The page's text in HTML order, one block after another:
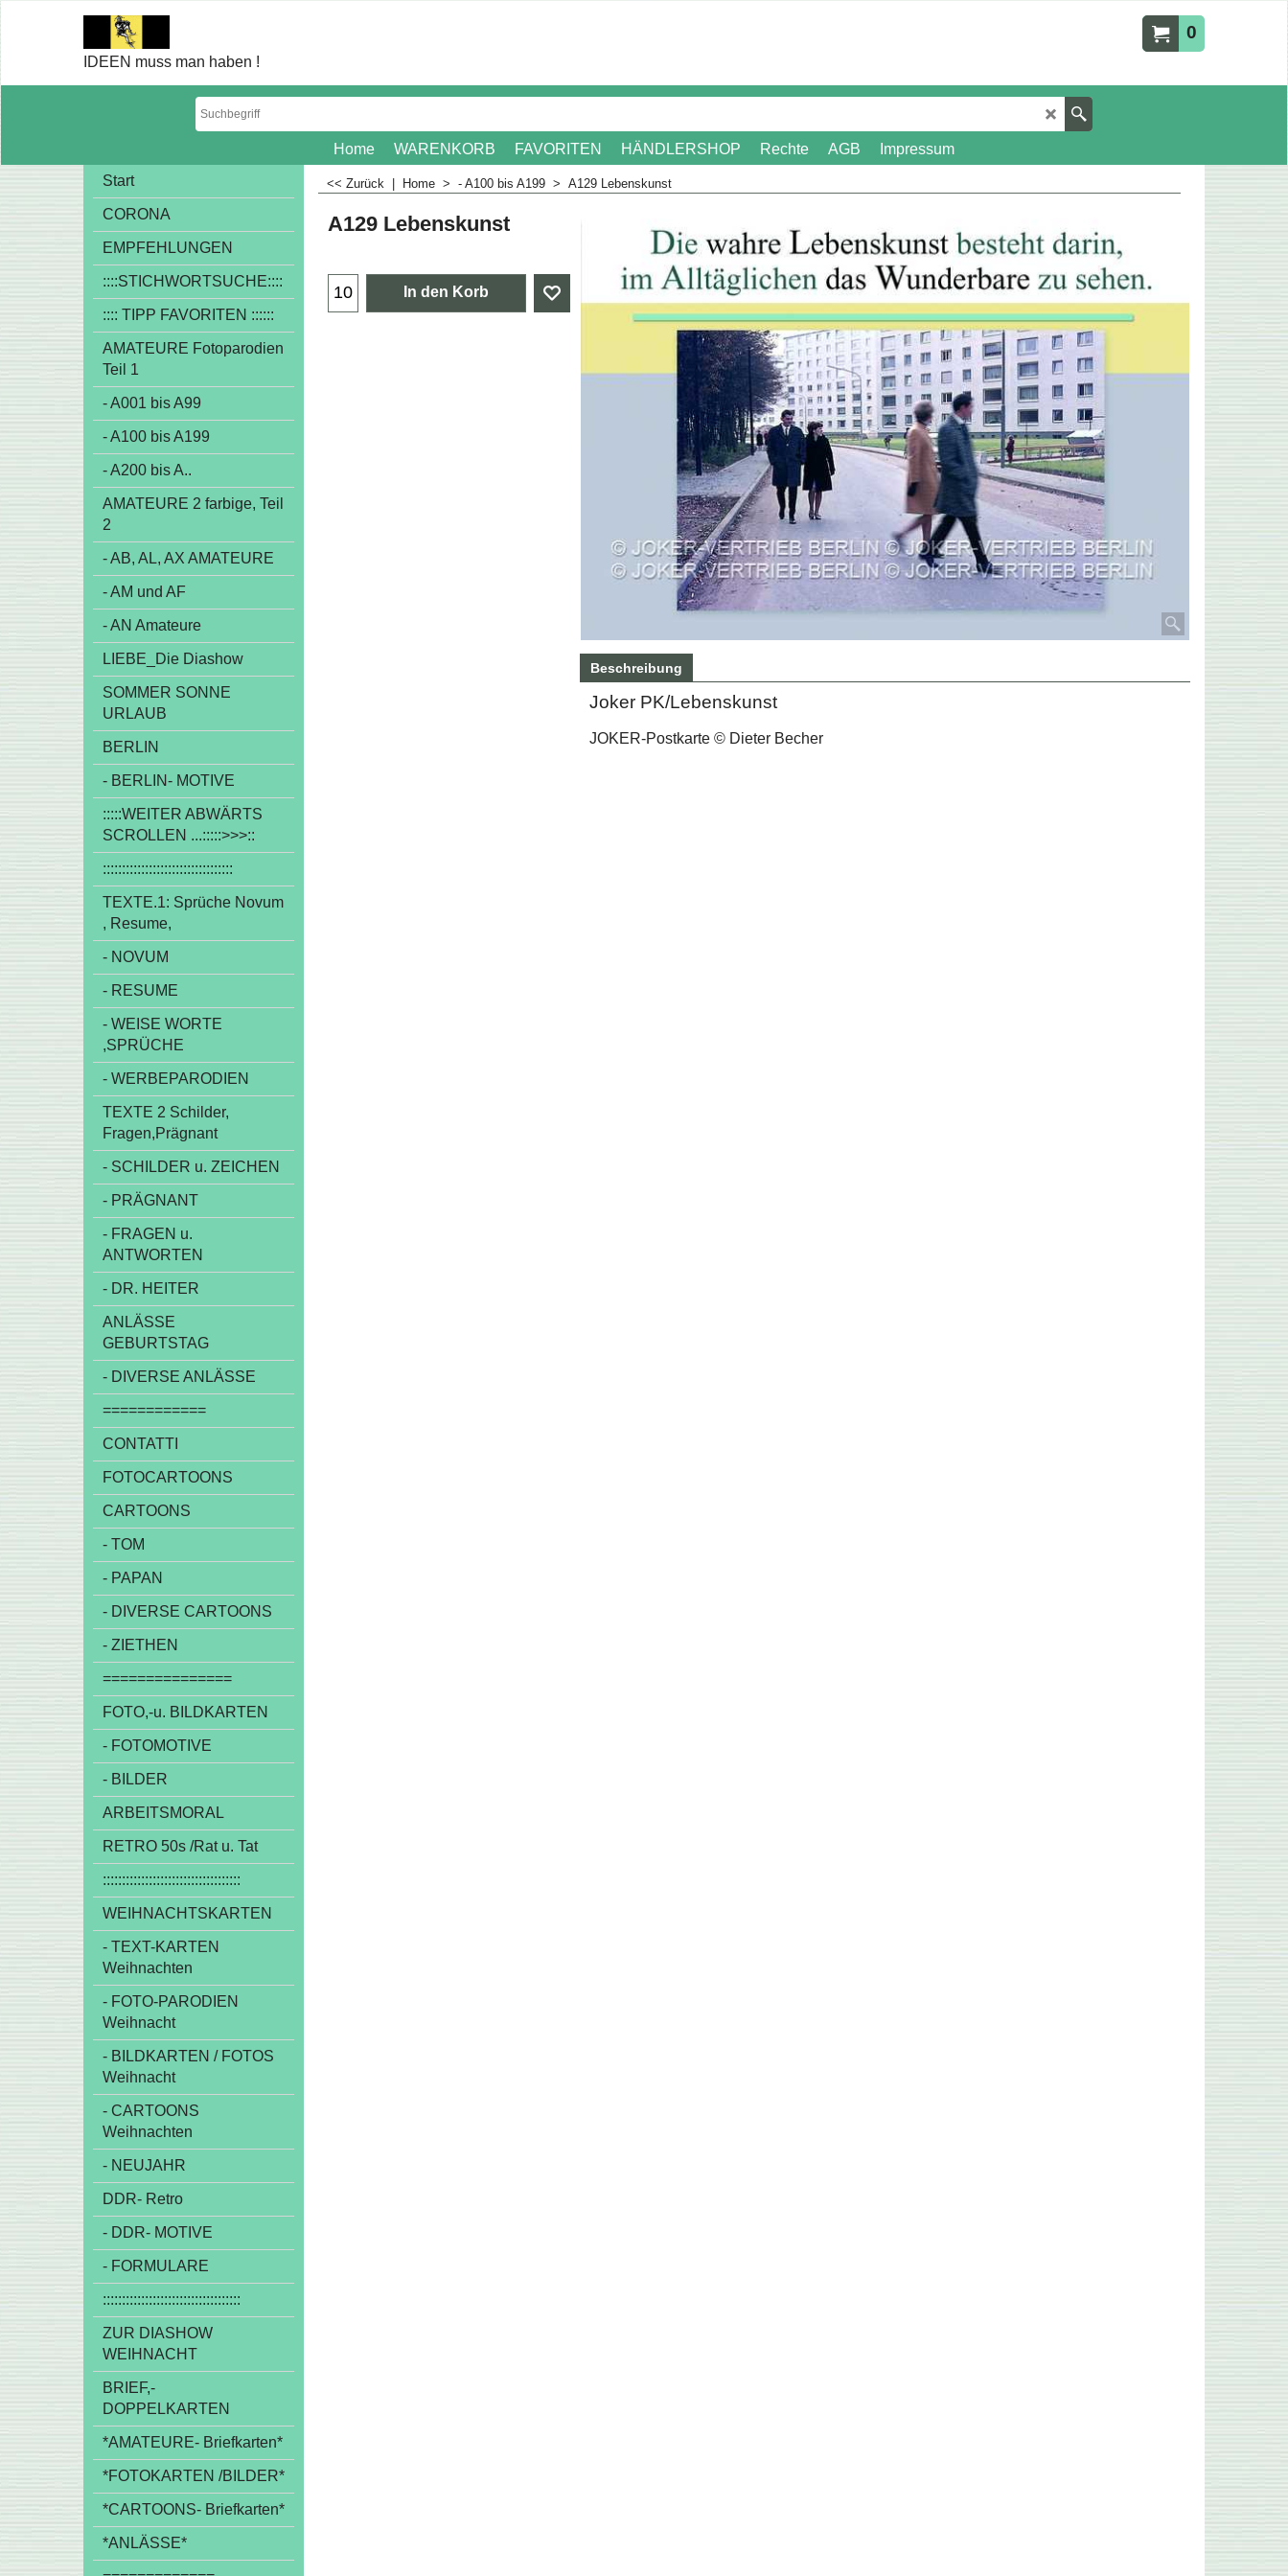
0
IDEEN muss man haben !
Home WARENKORB FAVORITEN HÄNDLERSHOP Rechte AGB
Impressum
Start
CORONA
EMPFEHLUNGEN
::::STICHWORTSUCHE::::
:::: TIPP FAVORITEN ::::::
AMATEURE Fotoparodien
Teil 1
- A001 bis A99
- A100 bis A199
- A200 bis A..
AMATEURE 2 farbige, Teil
2
- AB, AL, AX AMATEURE
- AM und AF
- AN Amateure
LIEBE_Die Diashow
SOMMER SONNE
URLAUB
BERLIN
- BERLIN- MOTIVE
:::::WEITER ABWÄRTS
SCROLLEN ...:::::>>>::
::::::::::::::::::::::::::::::::::
TEXTE.1: Sprüche Novum
, Resume,
- NOVUM
- RESUME
- WEISE WORTE
,SPRÜCHE
- WERBEPARODIEN
TEXTE 2 Schilder,
Fragen,Prägnant
- SCHILDER u. ZEICHEN
- PRÄGNANT
- FRAGEN u.
ANTWORTEN
- DR. HEITER
ANLÄSSE
GEBURTSTAG
- DIVERSE ANLÄSSE
============
CONTATTI
FOTOCARTOONS
CARTOONS
- TOM
- PAPAN
- DIVERSE CARTOONS
- ZIETHEN
===============
FOTO,-u. BILDKARTEN
- FOTOMOTIVE
- BILDER
ARBEITSMORAL
RETRO 50s /Rat u. Tat
::::::::::::::::::::::::::::::::::::
WEIHNACHTSKARTEN
- TEXT-KARTEN
Weihnachten
- FOTO-PARODIEN
Weihnacht
- BILDKARTEN / FOTOS
Weihnacht
- CARTOONS
Weihnachten
- NEUJAHR
DDR- Retro
- DDR- MOTIVE
- FORMULARE
::::::::::::::::::::::::::::::::::::
ZUR DIASHOW
WEIHNACHT
BRIEF,-
DOPPELKARTEN
*AMATEURE- Briefkarten*
*FOTOKARTEN /BILDER*
*CARTOONS- Briefkarten*
*ANLÄSSE*
<< Zurück Home > - A100 bis A199 > A129 Lebenskunst
A129 Lebenskunst
Beschreibung
Joker PK/Lebenskunst
JOKER-Postkarte © Dieter Becher